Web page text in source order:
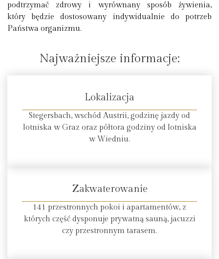
podtrzymać zdrowy i wyrównany sposób żywienia,
który będzie dostosowany indywidualnie do potrzeb
Państwa organizmu.
Najważniejsze informacje:
Lokalizacja
Stegersbach, wschód Austrii, godzinę jazdy od
lotniska w Graz oraz półtora godziny od lotniska
w Wiedniu.
Zakwaterowanie
141 przestronnych pokoi i apartamentów, z
których część dysponuje prywatną sauną, jacuzzi
czy przestronnym tarasem.